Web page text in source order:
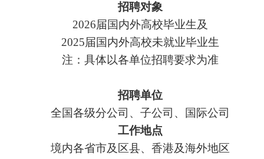
招聘对象
2026届国内外高校毕业生及
2025届国内外高校未就业毕业生
注：具体以各单位招聘要求为准
招聘单位
全国各级分公司、子公司、国际公司
工作地点
境内各省市及区县、香港及海外地区